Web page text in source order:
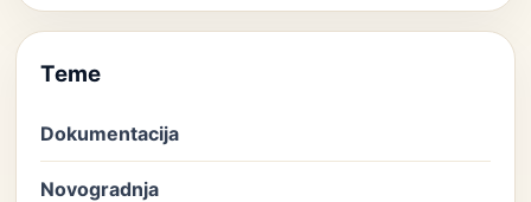
Teme
Dokumentacija
Novogradnja